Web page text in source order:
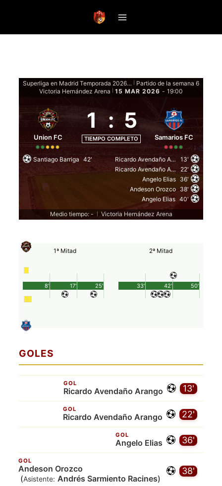
Superliga en Madrid Temporada 2026 - Fase de grupos
Partido de la semana 6
Victoria Hernández Arena
15 MAR 2026 - 19:00
Union FC
1 : 5
TIEMPO COMPLETO Samarios FC
Santiago Barriga 42' Ricardo Avendaño Arango
13'
Ricardo Avendaño Arango
22'
Angelo Elias 36'
Andeson Orozco 38'
Angelo Elias 40'
Medio tiempo: -
Victoria Hernández Arena
1ª Mitad
25'
8' 17'
2ª Mitad
50'
33' 42'
GOLES
13'
GOL
Ricardo Avendaño Arango
22'
GOL
Ricardo Avendaño Arango
36'
GOL
Angelo Elias
38'
GOL
Andeson Orozco
(Asistente: Andrés Sarmiento Racines)